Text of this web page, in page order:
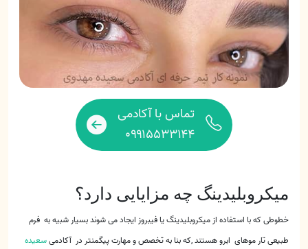
تماس با آکادمی
۰۹۹۱۵۵۳۳۱۴۴
میکروبلیدینگ چه مزایایی دارد؟
خطوطی که با استفاده از میکروبلیدینگ یا فیبروز ایجاد می شوند بسیار شبیه به فرم
طبیعی تار موهای ابرو هستند ,که بنا به تخصص و مهارت پیگمنتر در آکادمیسعیده